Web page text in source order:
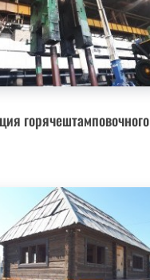
горячештамповочного